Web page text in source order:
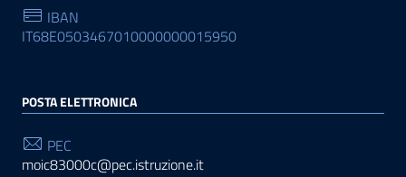
IBAN
IT68E0503467010000000015950
POSTA ELETTRONICA
PEC
moic83000c@pec.istruzione.it